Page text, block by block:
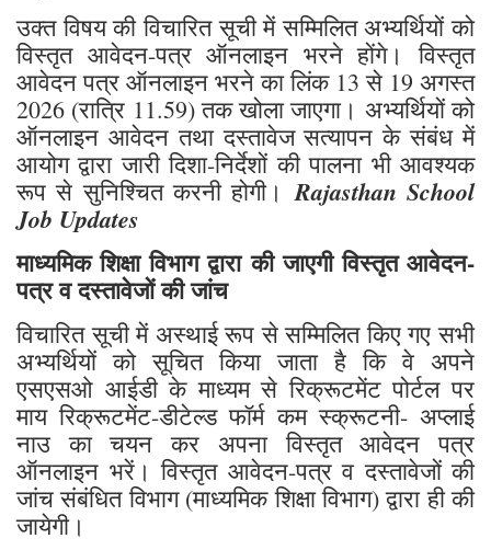
उक्त विषय की विचारित सूची में सम्मिलित अभ्यर्थियों को
विस्तृत आवेदन-पत्र ऑनलाइन भरने होंगे। विस्तृत
आवेदन पत्र ऑनलाइन भरने का लिंक 13 से 19 अगस्त
2026 (रात्रि 11.59) तक खोला जाएगा। अभ्यर्थियों को
ऑनलाइन आवेदन तथा दस्तावेज सत्यापन के संबंध में
आयोग द्वारा जारी दिशा-निर्देशों की पालना भी आवश्यक
रूप से सुनिश्चित करनी होगी। Rajasthan School
Job Updates
माध्यमिक शिक्षा विभाग द्वारा की जाएगी विस्तृत आवेदन-
पत्र व दस्तावेजों की जांच
विचारित सूची में अस्थाई रूप से सम्मिलित किए गए सभी
अभ्यर्थियों को सूचित किया जाता है कि वे अपने
एसएसओ आईडी के माध्यम से रिक्रूटमेंट पोर्टल पर
माय रिक्रूटमेंट-डीटेल्ड फॉर्म कम स्क्रूटनी- अप्लाई
नाउ का चयन कर अपना विस्तृत आवेदन पत्र
ऑनलाइन भरें। विस्तृत आवेदन-पत्र व दस्तावेजों की
जांच संबंधित विभाग (माध्यमिक शिक्षा विभाग) द्वारा ही की
जायेगी।